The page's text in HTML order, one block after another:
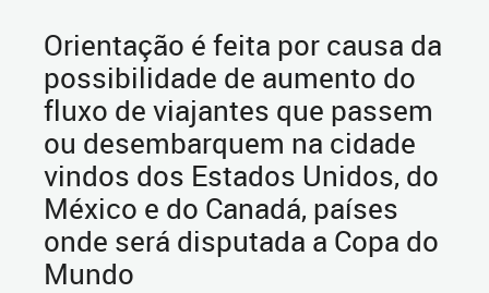
Orientação é feita por causa da
possibilidade de aumento do
fluxo de viajantes que passem
ou desembarquem na cidade
vindos dos Estados Unidos, do
México e do Canadá, países
onde será disputada a Copa do
Mundo